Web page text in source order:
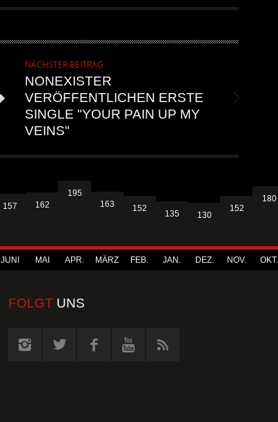
NÄCHSTER BEITRAG
NONEXISTER
VERÖFFENTLICHEN ERSTE
SINGLE "YOUR PAIN UP MY
VEINS"
157
JUNI
162
MAI
195
APR.
163
MÄRZ
152
FEB.
135
JAN.
130
DEZ.
152
NOV.
180
OKT.
FOLGT UNS